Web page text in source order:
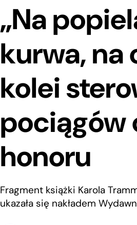
„Na
kurwa, na
kolei
pociągów
honoru
Fragment książki Karola
ukazała się nakładem